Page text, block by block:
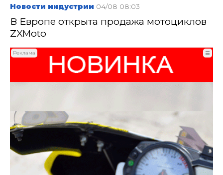
Новости индустрии 04/08 08:03
В Европе открыта продажа мотоциклов
ZXMoto
Реклама ☰